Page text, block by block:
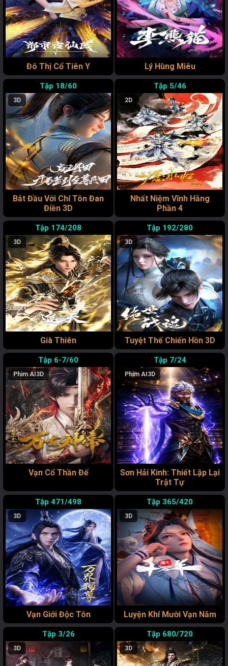
Đô Thị Cổ Tiên Y Lý Hùng Miêu
18/60
3D
Bắt Đầu Với Chí Tôn Đan
Điền 3D
5/46
2D
Nhất Niệm Vĩnh Hằng
Phần 4
174/208
3D
Già Thiên
192/280
3D
Tuyệt Thế Chiến Hồn 3D
6-7/60
Phim AI 3D
Vạn Cổ Thần Đế
7/24
Phim AI3D
Sơn Hải Kinh: Thiết Lập Lại
Trật Tự
471/498
3D
Vạn Giới Độc Tôn
365/420
3D
Luyện Khí Mười Vạn Năm
3/26
3D
680/720
3D